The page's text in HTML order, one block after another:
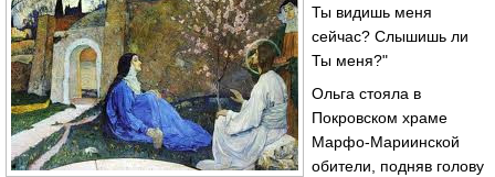
Ты видишь меня
сейчас? Слышишь ли
Ты меня?"
Ольга стояла в
Покровском храме
Марфо-Мариинской
обители, подняв голову